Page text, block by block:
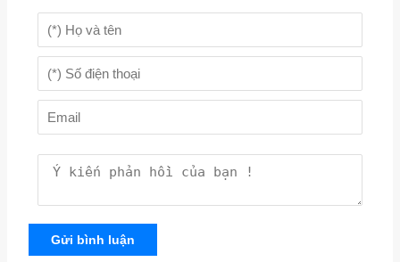
Gửi bình luận